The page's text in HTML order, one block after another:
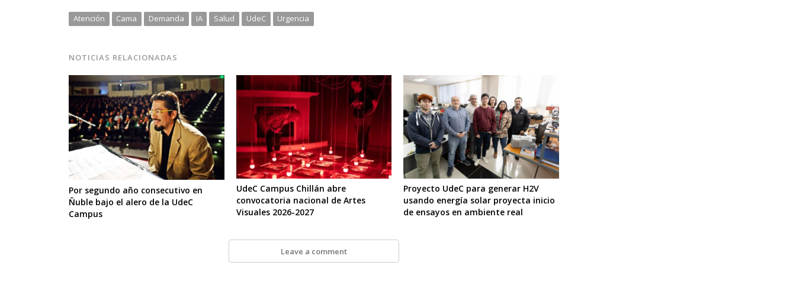
Atención Cama Demanda IA Salud UdeC Urgencia
NOTICIAS RELACIONADAS
Por segundo año consecutivo en
Ñuble bajo el alero de la UdeC
Campus
UdeC Campus Chillán abre
convocatoria nacional de Artes
Visuales 2026-2027
Proyecto UdeC para generar H2V
usando energía solar proyecta inicio
de ensayos en ambiente real
Leave a comment